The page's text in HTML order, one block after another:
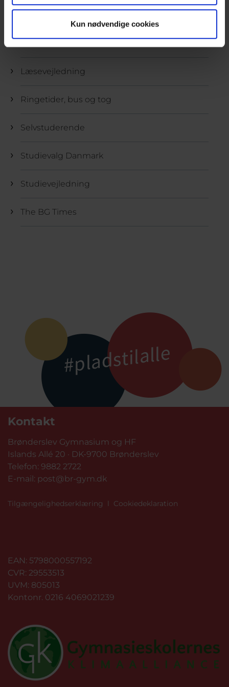
Kun nødvendige cookies
Læsevejledning
Ringetider, bus og tog
Selvstuderende
Studievalg Danmark
Studievejledning
The BG Times
Kontakt
Brønderslev Gymnasium og HF
Islands Allé 20 · DK-9700 Brønderslev
Telefon: 9882 2722
E-mail: post@br-gym.dk
Tilgængelighedserklæring l Cookiedeklaration
EAN: 5798000557192
CVR: 29553513
UVM: 805013
Kontonr. 0216 4069021239